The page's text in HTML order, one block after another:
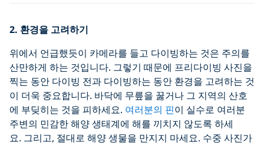
2. 환경을 고려하기
위에서 언급했듯이 카메라를 들고 다이빙하는 것은 주의를
산만하게 하는 것입니다. 그렇기 때문에 프리다이빙 사진을
찍는 동안 다이빙 전과 다이빙하는 동안 환경을 고려하는 것
이 더욱 중요합니다. 바닥에 무릎을 꿇거나 그 지역의 산호
에 부딪히는 것을 피하세요. 여러분의 핀이 실수로 여러분
주변의 민감한 해양 생태계에 해를 끼치지 않도록 하세
요. 그리고, 절대로 해양 생물을 만지지 마세요. 수중 사진가